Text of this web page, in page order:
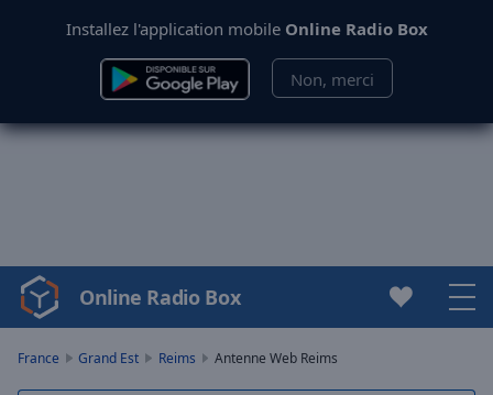
Installez l'application mobile Online Radio Box
Non, merci
Video
Player
Online Radio Box
France Grand Est Reims Antenne Web Reims